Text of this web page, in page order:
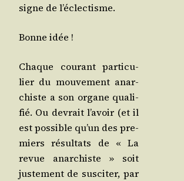
signe de l’éclectisme.
Bonne idée !
Chaque cou­rant par­ti­cu­
lier du mou­ve­ment anar­
chiste a son organe qua­li­
fié. Ou devrait l’a­voir (et il
est pos­sible qu’un des pre­
miers résul­tats de « La
revue anar­chiste » soit
jus­te­ment de sus­ci­ter, par